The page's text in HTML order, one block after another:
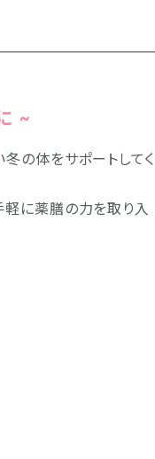
~
の体をサポートしてく
軽に薬膳の力を取り入